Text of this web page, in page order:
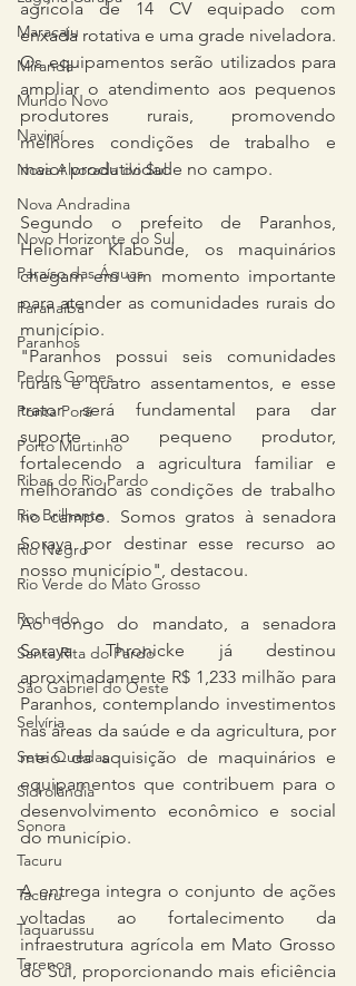
Maracaju
Miranda
Mundo Novo
Naviraí
Nova Alvorada do Sul
Nova Andradina
Novo Horizonte do Sul
Paraíso das Águas
Paranaíba
Paranhos
Pedro Gomes
Ponta Porã
Porto Murtinho
Ribas do Rio Pardo
Rio Brilhante
Rio Negro
Rio Verde do Mato Grosso
Rochedo
Santa Rita do Pardo
São Gabriel do Oeste
Selvíria
Sete Quedas
Sidrolândia
Sonora
Tacuru
Tacuru
Taquarussu
Terenos
agrícola de 14 CV equipado com
enxada rotativa e uma grade niveladora.
Os equipamentos serão utilizados para
ampliar o atendimento aos pequenos
produtores rurais, promovendo
melhores condições de trabalho e
maior produtividade no campo.
Segundo o prefeito de Paranhos,
Heliomar Klabunde, os maquinários
chegam em um momento importante
para atender as comunidades rurais do
município.
"Paranhos possui seis comunidades
rurais e quatro assentamentos, e esse
trator será fundamental para dar
suporte ao pequeno produtor,
fortalecendo a agricultura familiar e
melhorando as condições de trabalho
no campo. Somos gratos à senadora
Soraya por destinar esse recurso ao
nosso município", destacou.
Ao longo do mandato, a senadora
Soraya Thronicke já destinou
aproximadamente R$ 1,233 milhão para
Paranhos, contemplando investimentos
nas áreas da saúde e da agricultura, por
meio da aquisição de maquinários e
equipamentos que contribuem para o
desenvolvimento econômico e social
do município.
A entrega integra o conjunto de ações
voltadas ao fortalecimento da
infraestrutura agrícola em Mato Grosso
do Sul, proporcionando mais eficiência